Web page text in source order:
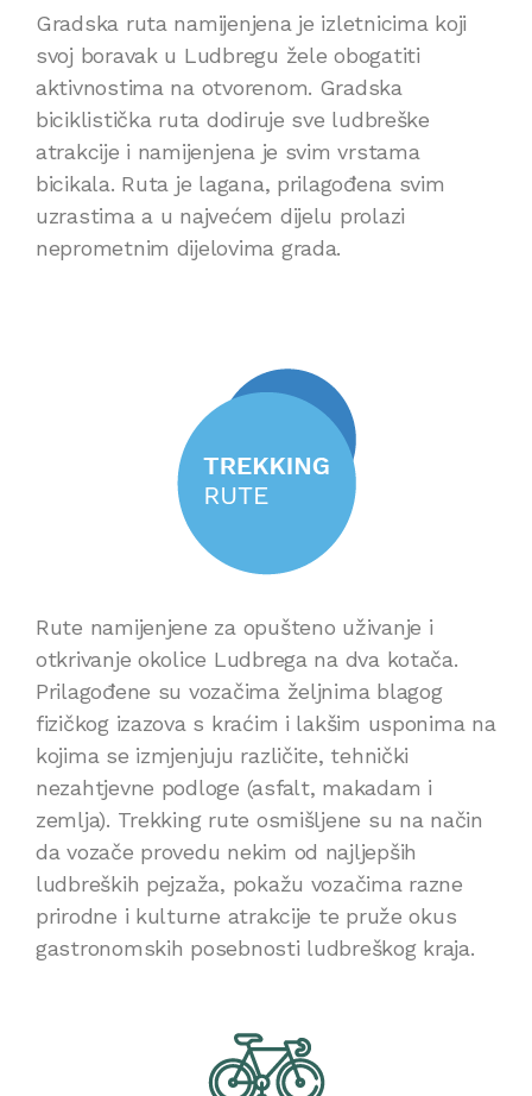
Gradska ruta namijenjena je izletnicima koji
svoj boravak u Ludbregu žele obogatiti
aktivnostima na otvorenom. Gradska
biciklistička ruta dodiruje sve ludbreške
atrakcije i namijenjena je svim vrstama
bicikala. Ruta je lagana, prilagođena svim
uzrastima a u najvećem dijelu prolazi
neprometnim dijelovima grada.
Rute namijenjene za opušteno uživanje i
otkrivanje okolice Ludbrega na dva kotača.
Prilagođene su vozačima željnima blagog
fizičkog izazova s kraćim i lakšim usponima na
kojima se izmjenjuju različite, tehnički
nezahtjevne podloge (asfalt, makadam i
zemlja). Trekking rute osmišljene su na način
da vozače provedu nekim od najljepših
ludbreških pejzaža, pokažu vozačima razne
prirodne i kulturne atrakcije te pruže okus
gastronomskih posebnosti ludbreškog kraja.